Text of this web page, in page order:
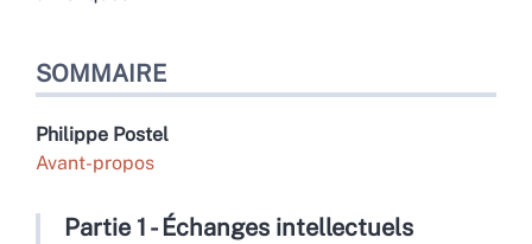
SOMMAIRE
Philippe Postel
Avant-propos
Partie 1 - Échanges intellectuels